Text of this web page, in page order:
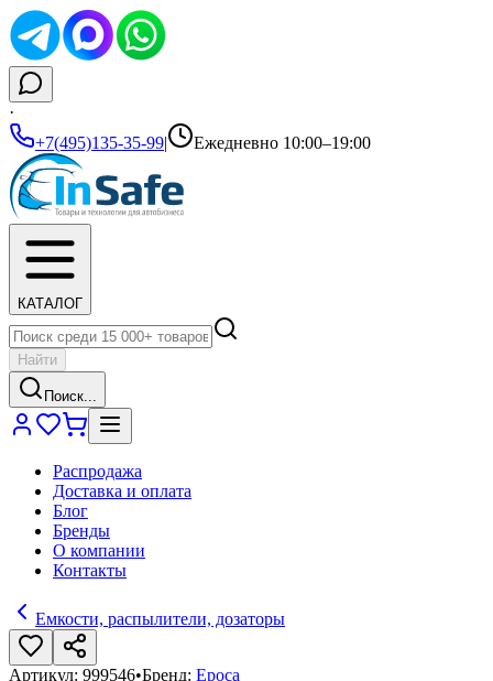
·
+7(495)135-35-99| Ежедневно 10:00–19:00
КАТАЛОГ
Найти
Поиск...
Распродажа
Доставка и оплата
Блог
Бренды
О компании
Контакты
Емкости, распылители, дозаторы
Артикул: 999546•Бренд: Epoca